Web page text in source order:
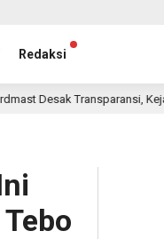
Redaksi
Transparansi, Kejari Tebo